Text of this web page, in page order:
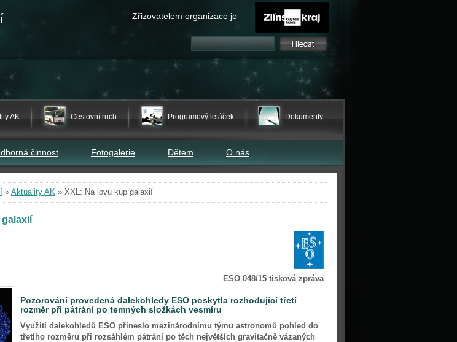
Zřizovatelem organizace je
AK Cestovní ruch Programový letáček Dokumenty
činnost Fotogalerie Dětem O nás
» Aktuality AK » XXL: Na lovu kup galaxií
galaxií
ESO 048/15 tisková zpráva
Pozorování provedená dalekohledy ESO poskytla rozhodující třetí
rozměr při pátrání po temných složkách vesmíru
Využití dalekohledů ESO přineslo mezinárodnímu týmu astronomů pohled do
třetího rozměru při rozsáhlém pátrání po těch největších gravitačně vázaných